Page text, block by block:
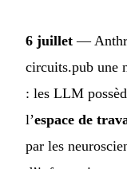
6 juillet —
circuits.pub une
: les LLM
l’espace de
par les